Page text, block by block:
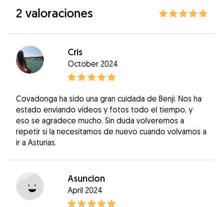
2 valoraciones
Cris
October 2024
Covadonga ha sido una gran cuidada de Benji. Nos ha
estado enviando vídeos y fotos todo el tiempo, y
eso se agradece mucho. Sin duda volveremos a
repetir si la necesitamos de nuevo cuando volvamos a
ir a Asturias.
Asuncion
April 2024